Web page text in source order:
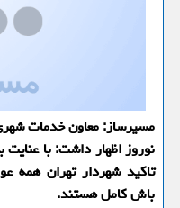
مسیرساز: معاون خدمات
نوروز اظهار داشت: با
تاكید شهردار تهران همه
باش كامل هستند.